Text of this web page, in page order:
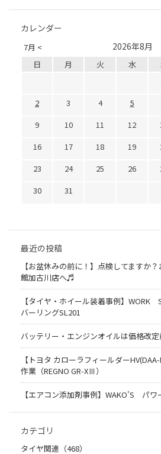
カレンダー
7月 < 2026年8月
日 月 火 水
2
3 4 5
9
10 11 12
16
17 18 19
23
24 25 26
30
31
最近の投稿
【お盆休みの前に！】点検してますか
館加古川店へ♬
【タイヤ・ホイール装着事例】
バーリングSL201
バッテリー・エンジンオイルは価格改定
【トヨタ カローラフィールダー
作業（REGNO GR-XⅢ）
【エアコン添加剤事例】WAKO'S パワ
カテゴリ
タイヤ関連（468）